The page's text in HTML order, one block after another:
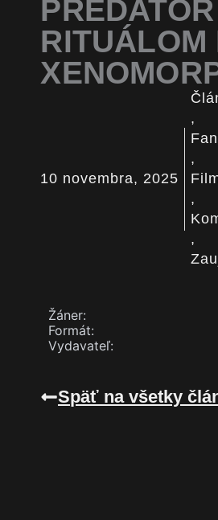
RITUÁLOM
10 novembra, 2025
,
,
,
,
Žáner:
Formát:
Vydavateľ:
Späť na všetky